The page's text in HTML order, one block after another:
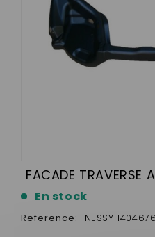
FACADE TRAVERSE
En stock
Reference: NESSY 1404676